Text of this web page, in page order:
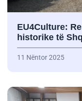
EU4Culture:
historike të
11 Nëntor 2025